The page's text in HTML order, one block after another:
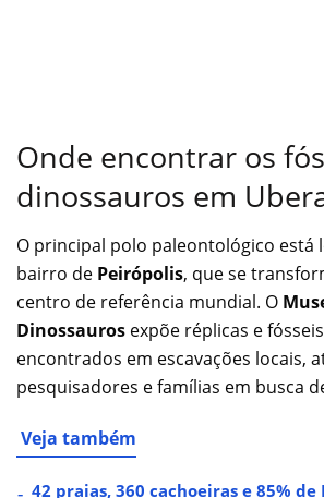
Onde encontrar os
dinossauros em
O principal polo paleontológico está
bairro de Peirópolis, que se
centro de referência mundial. O
Dinossauros expõe réplicas e
encontrados em escavações locais,
pesquisadores e famílias em busca
Veja também
42 praias, 360 cachoeiras e 85%